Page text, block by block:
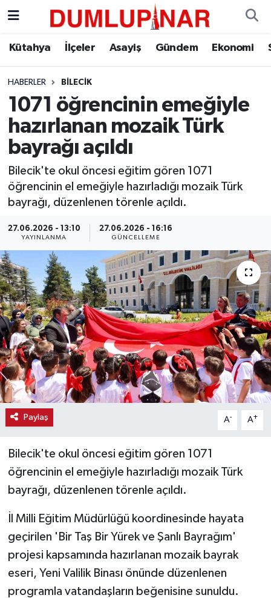
Kütahya İlçeler Asayiş Gündem Ekonomi
HABERLER BILECIK
1071 öğrencinin emeğiyle
hazırlanan mozaik Türk
bayrağı açıldı
Bilecik'te okul öncesi eğitim gören 1071
öğrencinin el emeğiyle hazırladığı mozaik Türk
bayrağı, düzenlenen törenle açıldı.
27.06.2026 - 13:10
YAYINLANMA
27.06.2026 - 16:16
GÜNCELLEME
Paylaş A- A+
Bilecik'te okul öncesi eğitim gören 1071
öğrencinin el emeğiyle hazırladığı mozaik Türk
bayrağı, düzenlenen törenle açıldı.
İl Milli Eğitim Müdürlüğü koordinesinde hayata
geçirilen 'Bir Taş Bir Yürek ve Şanlı Bayrağım'
projesi kapsamında hazırlanan mozaik bayrak
eseri, Yeni Valilik Binası önünde düzenlenen
programla vatandaşların beğenisine sunuldu.
Asayiş
Diğer
Dünya
Eğitim
Ekonomi
Eleman
Emlak
Gündem
Haber
Haber İlanlar
Kültür-Sanat
Magazin
Resmi İlanlar
Sağlık
Seri İlan
Spor
Teknoloji
Kütahya Hava Durumu
Kütahya Trafik Yoğunluk Haritası
Süper Lig Puan Durumu ve Fikstür
Tüm Manşetler
Son Dakika Haberleri
Haber Arşivi